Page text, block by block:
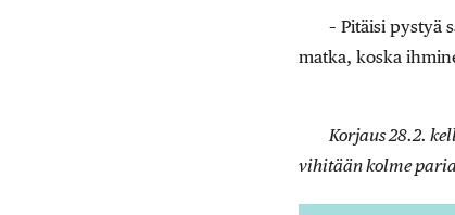
– Pitäisi pystyä
matka, koska
Korjaus 28.2.
vihitään kolme